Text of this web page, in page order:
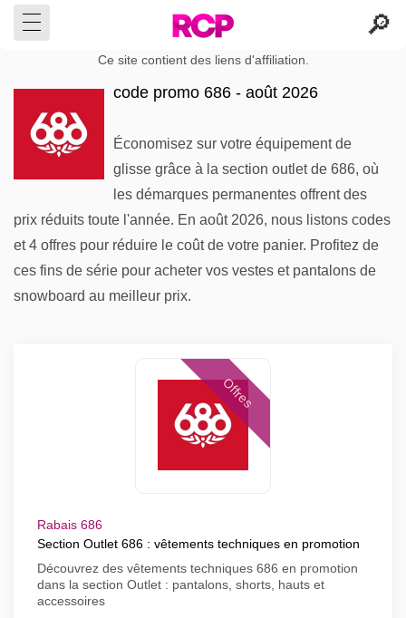
Ce site contient des liens d'affiliation.
code promo 686 - août 2026
Économisez sur votre équipement de
glisse grâce à la section outlet de 686, où
les démarques permanentes offrent des
prix réduits toute l'année. En août 2026, nous listons codes
et 4 offres pour réduire le coût de votre panier. Profitez de
ces fins de série pour acheter vos vestes et pantalons de
snowboard au meilleur prix.
Offres
Rabais 686
Section Outlet 686 : vêtements techniques en promotion
Découvrez des vêtements techniques 686 en promotion
dans la section Outlet : pantalons, shorts, hauts et
accessoires